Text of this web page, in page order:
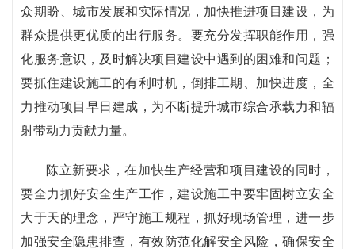
众期盼、城市发展和实际情况，加快推进项目建设，为
群众提供更优质的出行服务。要充分发挥职能作用，强
化服务意识，及时解决项目建设中遇到的困难和问题；
要抓住建设施工的有利时机，倒排工期、加快进度，全
力推动项目早日建成，为不断提升城市综合承载力和辐
射带动力贡献力量。
陈立新要求，在加快生产经营和项目建设的同时，
要全力抓好安全生产工作，建设施工中要牢固树立安全
大于天的理念，严守施工规程，抓好现场管理，进一步
加强安全隐患排查，有效防范化解安全风险，确保安全